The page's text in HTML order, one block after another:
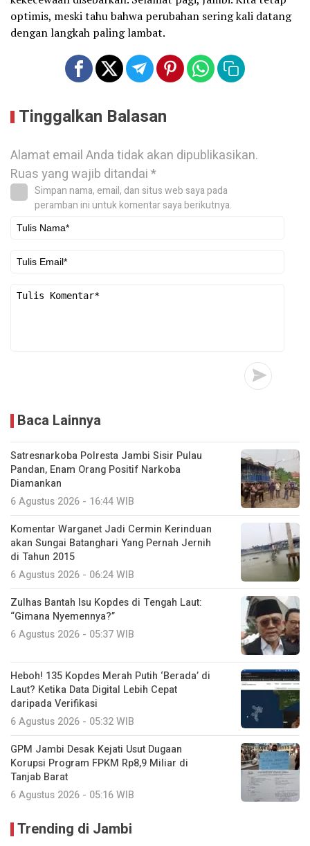
optimis, meski tahu bahwa perubahan sering kali datang
dengan langkah paling lambat.
Tinggalkan Balasan
Alamat email Anda tidak akan dipublikasikan.
Ruas yang wajib ditandai*
Simpan nama, email, dan situs web saya pada
peramban ini untuk komentar saya berikutnya.
Baca Lainnya
Satresnarkoba Polresta Jambi Sisir Pulau
Pandan, Enam Orang Positif Narkoba
Diamankan
6 Agustus 2026 - 16:44 WIB
Komentar Warganet Jadi Cermin Kerinduan
akan Sungai Batanghari Yang Pernah Jernih
di Tahun 2015
6 Agustus 2026 - 06:24 WIB
Zulhas Bantah Isu Kopdes di Tengah Laut:
“Gimana Nyemennya?”
6 Agustus 2026 - 05:37 WIB
Heboh! 135 Kopdes Merah Putih ‘Berada’ di
Laut? Ketika Data Digital Lebih Cepat
daripada Verifikasi
6 Agustus 2026 - 05:32 WIB
GPM Jambi Desak Kejati Usut Dugaan
Korupsi Program FPKM Rp8,9 Miliar di
Tanjab Barat
6 Agustus 2026 - 05:16 WIB
Trending di Jambi